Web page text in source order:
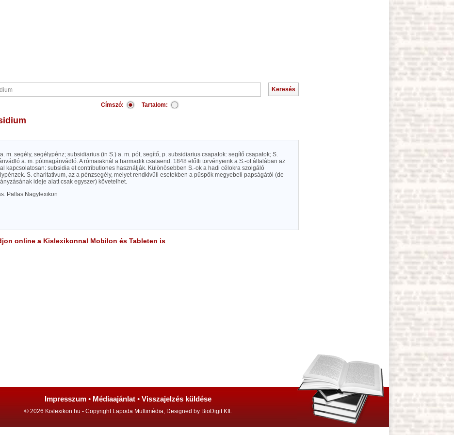
Címszó: Tartalom:
m. segély, segélypénz; subsidiarius (in S.) a. m. pót, segítő, p. subsidiarius csapatok: segítő csapatok; S.
a. m. pótmagánvádló. A rómaiaknál a harmadik csataend. 1848 előtti törvényeink a S.-ot általában az
kapcsolatosan: subsidia et contributiones használják. Különösebben S.-ok a hadi célokra szolgáló
S. charitativum, az a pénzsegély, melyet rendkivüli esetekben a püspök megyebeli papságától (de
ideje alatt csak egyszer) követelhet.
Pallas Nagylexikon
online a Kislexikonnal Mobilon és Tableten is
Impresszum • Médiaajánlat • Visszajelzés küldése
© 2026 Kislexikon.hu - Copyright Lapoda Multimédia, Designed by BioDigit Kft.